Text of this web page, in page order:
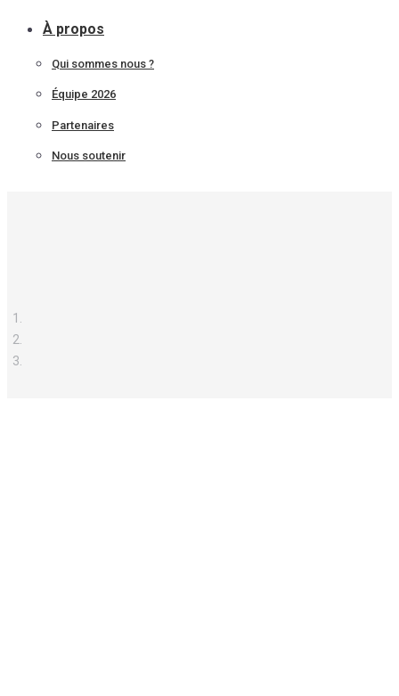
À propos
Qui sommes nous ?
Équipe 2026
Partenaires
Nous soutenir